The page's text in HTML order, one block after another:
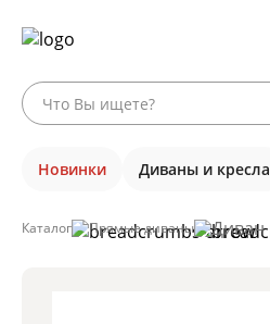
Новинки Диваны и кресла
Каталог Прямые диваны Диван